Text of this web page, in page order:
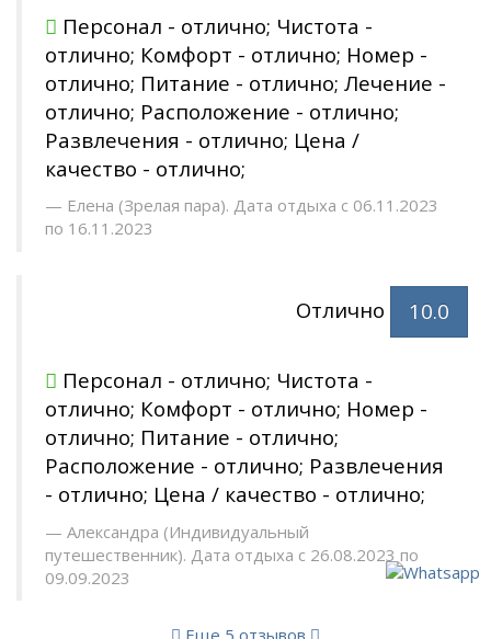
Персонал - отлично; Чистота -
отлично; Комфорт - отлично; Номер -
отлично; Питание - отлично; Лечение -
отлично; Расположение - отлично;
Развлечения - отлично; Цена /
качество - отлично;
Елена (Зрелая пара). Дата отдыха с 06.11.2023
по 16.11.2023
Отлично 10.0
Персонал - отлично; Чистота -
отлично; Комфорт - отлично; Номер -
отлично; Питание - отлично;
Расположение - отлично; Развлечения
- отлично; Цена / качество - отлично;
Александра (Индивидуальный
путешественник). Дата отдыха с 26.08.2023 по
09.09.2023